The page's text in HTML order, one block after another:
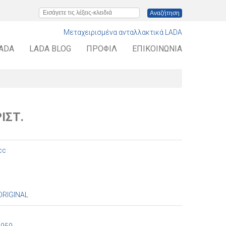
Εισάγετε τις λέξεις-κλειδιά
Μεταχειρισμένα ανταλλακτικά LADA
LADA BLOG ΠΡΟΦΊΛ ΕΠΙΚΟΙΝΩΝΊΑ